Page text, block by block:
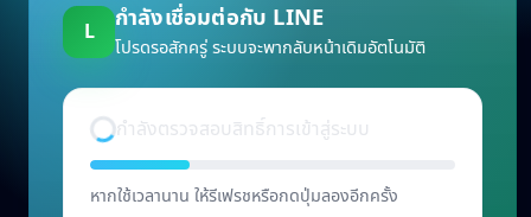
L กำลังเชื่อมต่อกับ LINE
โปรดรอสักครู่ ระบบจะพากลับหน้าเดิมอัตโนมัติ
กำลังตรวจสอบสิทธิ์การเข้าสู่ระบบ
เริ่มต้น
หากใช้เวลานาน ให้รีเฟรชหรือกดปุ่มลองอีกครั้ง